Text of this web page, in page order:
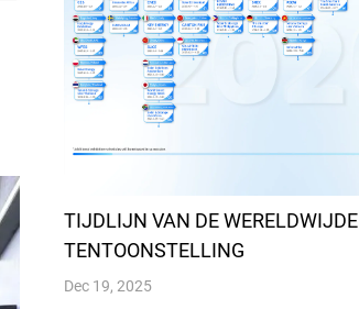
TIJDLIJN VAN DE WERELDWIJDE
TENTOONSTELLING
Dec 19, 2025